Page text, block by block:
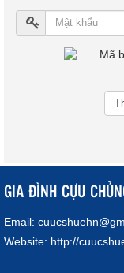
GIA ĐÌNH CỰU
Email:
Website: http://